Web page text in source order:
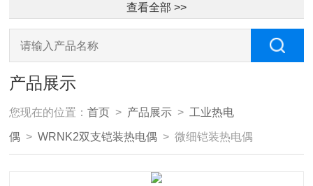
查看全部 >>
产品展示
您现在的位置：首页 > 产品展示 > 工业热电
偶 >WRNK2双支铠装热电偶 > 微细铠装热电偶